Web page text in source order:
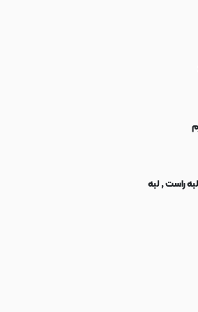
راست , لبه